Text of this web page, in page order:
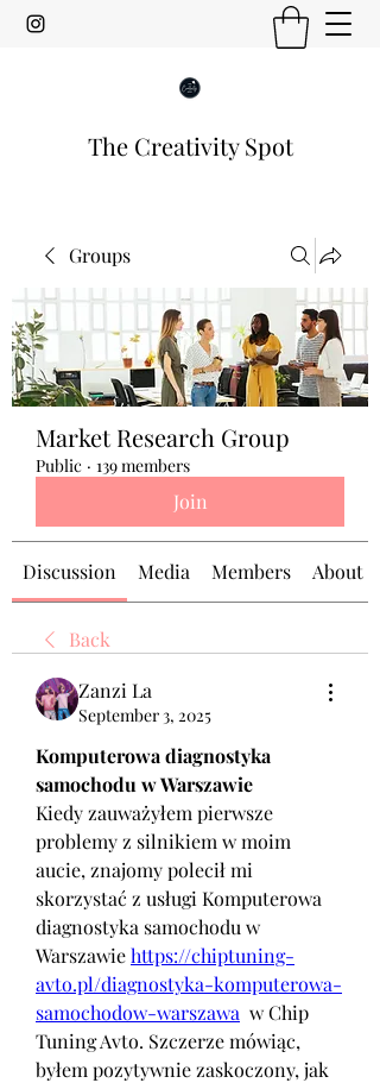
The Creativity Spot
Groups
Market Research Group
Public · 139 members
Join
Discussion Media Members About
Back
Zanzi La
September 3, 2025
Komputerowa diagnostyka
samochodu w Warszawie
Kiedy zauważyłem pierwsze
problemy z silnikiem w moim
aucie, znajomy polecił mi
skorzystać z usługi Komputerowa
diagnostyka samochodu w
Warszawie https://chiptuning-
avto.pl/diagnostyka-komputerowa-
samochodow-warszawa
  w Chip
Tuning Avto. Szczerze mówiąc,
byłem pozytywnie zaskoczony, jak